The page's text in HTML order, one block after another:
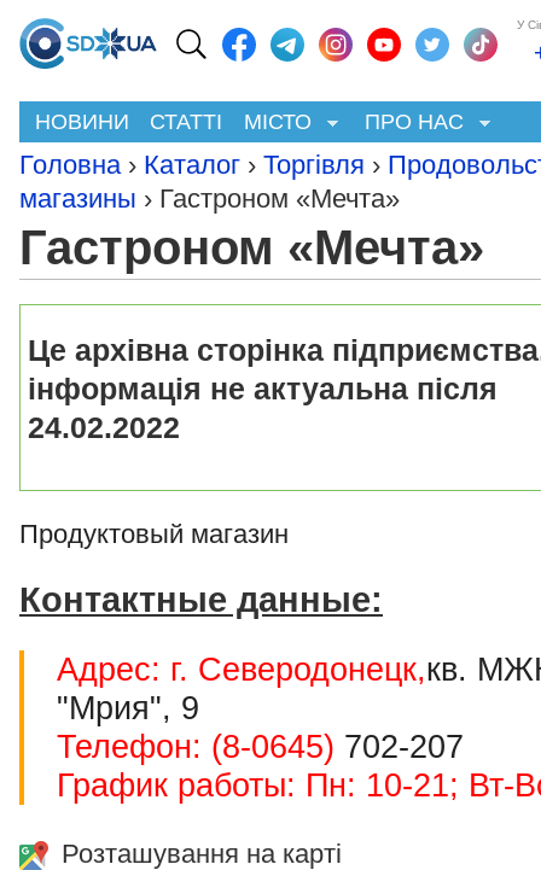
У
НОВИНИ СТАТТІ МІСТО ПРО НАС
Головна › Каталог › Торгівля ›
магазины › Гастроном «Мечта»
Гастроном «Мечта»
Це архівна сторінка
інформація не актуальна після
24.02.2022
Продуктовый магазин
Контактные данные:
Адрес: г. Северодонецк,кв.
"Мрия", 9
Телефон: (8-0645) 702-207
График работы: Пн: 10-21; Вт-
Розташування на карті